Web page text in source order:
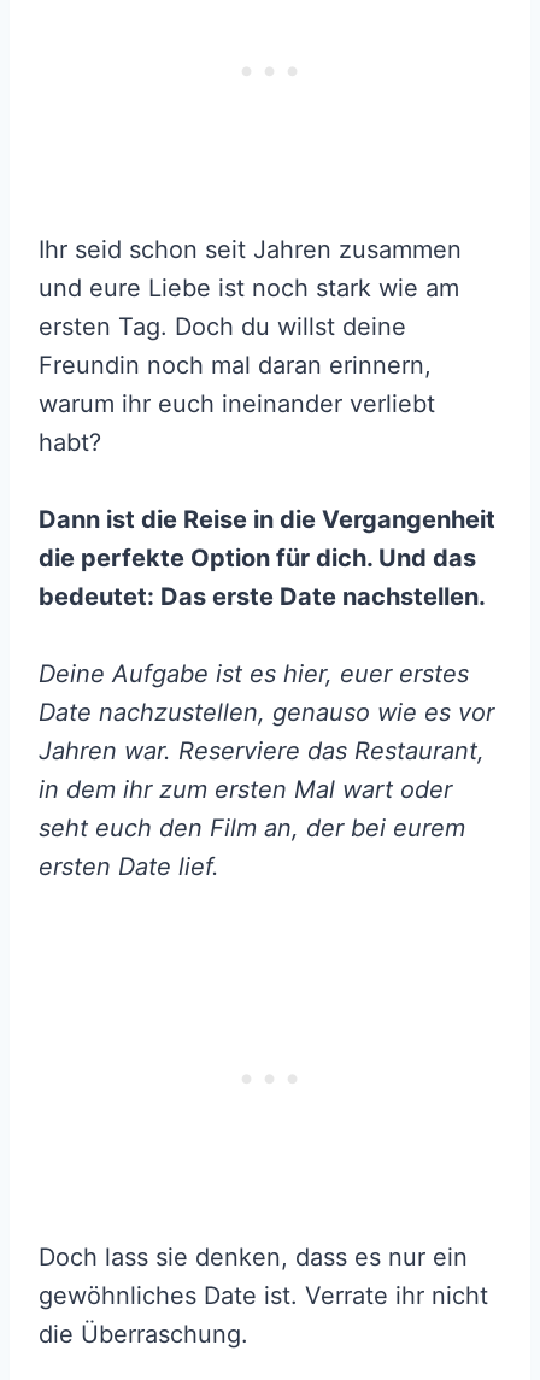
Ihr seid schon seit Jahren zusammen
und eure Liebe ist noch stark wie am
ersten Tag. Doch du willst deine
Freundin noch mal daran erinnern,
warum ihr euch ineinander verliebt
habt?
Dann ist die Reise in die Vergangenheit
die perfekte Option für dich. Und das
bedeutet: Das erste Date nachstellen.
Deine Aufgabe ist es hier, euer erstes
Date nachzustellen, genauso wie es vor
Jahren war. Reserviere das Restaurant,
in dem ihr zum ersten Mal wart oder
seht euch den Film an, der bei eurem
ersten Date lief.
Doch lass sie denken, dass es nur ein
gewöhnliches Date ist. Verrate ihr nicht
die Überraschung.